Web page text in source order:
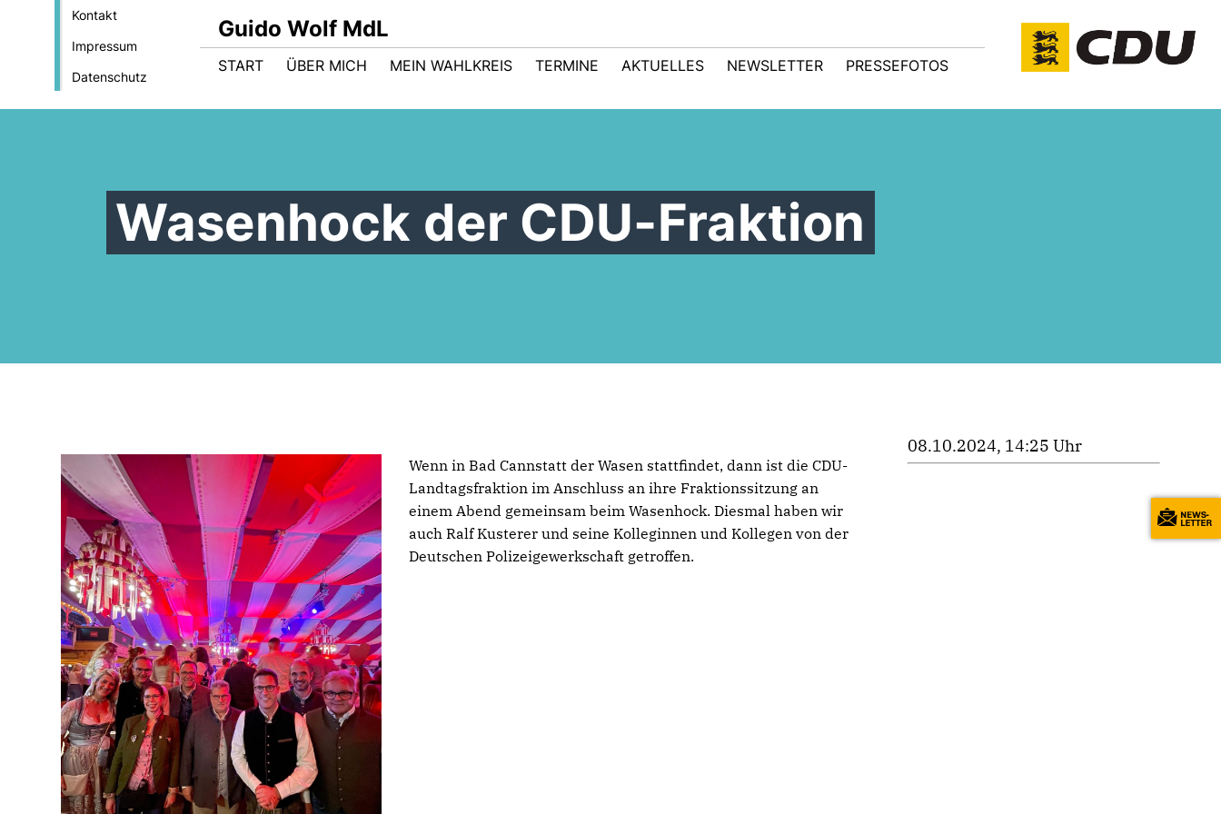
Kontakt
Impressum
Datenschutz
Guido Wolf MdL
START ÜBER MICH MEIN WAHLKREIS TERMINE AKTUELLES NEWSLETTER PRESSEFOTOS
Wasenhock der CDU-Fraktion
Wenn in Bad Cannstatt der Wasen stattfindet, dann ist die CDU-
Landtagsfraktion im Anschluss an ihre Fraktionssitzung an
einem Abend gemeinsam beim Wasenhock. Diesmal haben wir
auch Ralf Kusterer und seine Kolleginnen und Kollegen von der
Deutschen Polizeigewerkschaft getroffen.
08.10.2024, 14:25 Uhr